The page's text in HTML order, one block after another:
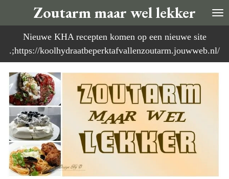
direct
naar
de
Zoutarm maar wel lekker
Nieuwe KHA recepten komen op een nieuwe site
.;https://koolhydraatbeperktafvallenzoutarm.jouwweb.nl/